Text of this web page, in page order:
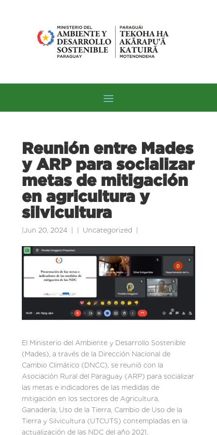
Reunión entre Mades
y ARP para socializar
metas de mitigación
en agricultura y
silvicultura
Jun 20, 2024 Uncategorized
El Ministerio del Ambiente y Desarrollo Sostenible
(Mades), a través de la Dirección Nacional de
Cambio Climático (DNCC), se reunió con la
Asociación Rural del Paraguay (ARP) para socializar
las metas e indicadores de las medidas de
mitigación en los sectores de Agricultura,
Ganadería, Uso de la Tierra, Cambio de Uso de la
Tierra y Silvicultura (UTCUTS) contempladas en la
actualización de las NDC del año 2021.